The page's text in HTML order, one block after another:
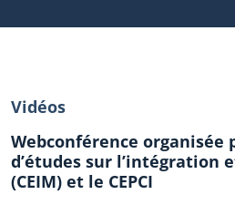
Vidéos
Webconférence organisée
d’études sur l’intégration
(CEIM) et le CEPCI